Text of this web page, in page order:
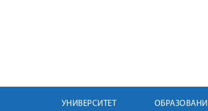
УНИВЕРСИТЕТ